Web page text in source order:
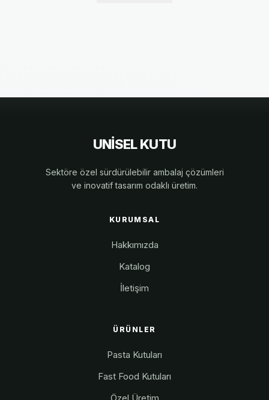
UNİSEL KUTU
Sektöre özel sürdürülebilir ambalaj çözümleri
ve inovatif tasarım odaklı üretim.
KURUMSAL
Hakkımızda
Katalog
İletişim
ÜRÜNLER
Pasta Kutuları
Fast Food Kutuları